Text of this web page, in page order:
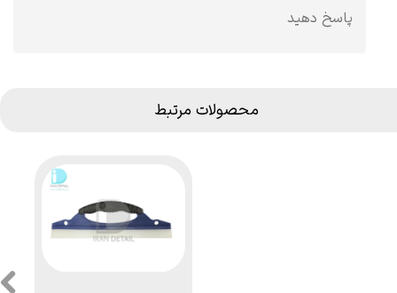
پاسخ دهید
محصولات مرتبط